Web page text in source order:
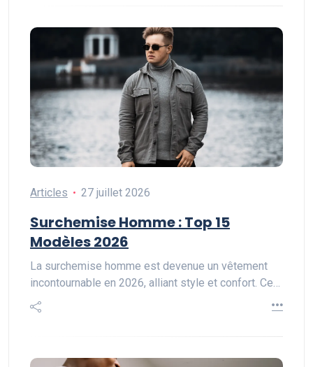
Articles 27 juillet 2026
Surchemise Homme : Top 15
Modèles 2026
La surchemise homme est devenue un vêtement
incontournable en 2026, alliant style et confort. Ce…